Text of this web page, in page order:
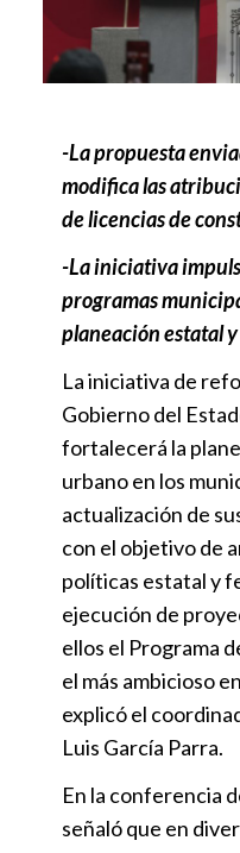
-La propuesta
modifica las
de licencias de
-La iniciativa
programas
planeación estatal
La iniciativa de
Gobierno del
fortalecerá la
urbano en los
actualización de
con el objetivo de
políticas estatal y
ejecución de
ellos el Programa
el más ambicioso
explicó el
Luis García Parra.
En la conferencia
señaló que en